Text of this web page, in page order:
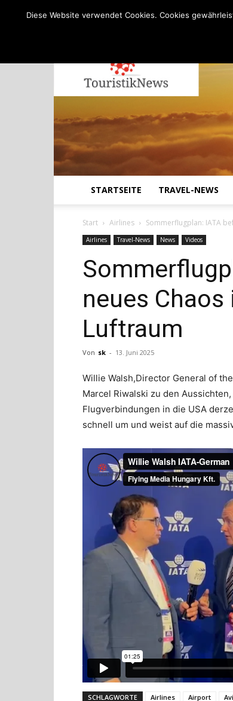
STARTSEITE TRAVEL-NEWS
Start Airlines Sommerflugplan: IATA
Airlines Travel-News News Videos
neues
Luftraum
Von sk - 13. Juni 2025
Willie Walsh,Director General of
Marcel Riwalski zu den
Flugverbindungen in die USA
schnell um und weist auf die
SCHLAGWORTE Airlines Airport
Diese Website verwendet Cookies. Cookies